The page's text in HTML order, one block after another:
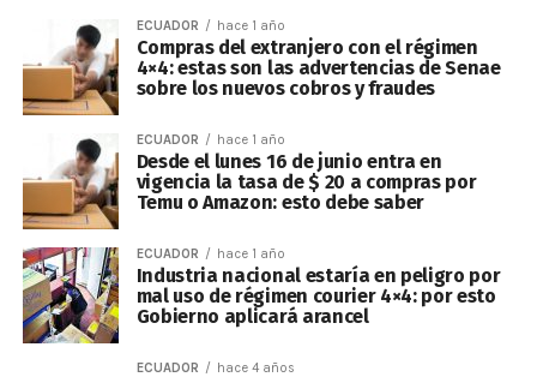
ECUADOR hace 1 año
Compras del extranjero con el régimen
4×4: estas son las advertencias de Senae
sobre los nuevos cobros y fraudes
ECUADOR hace 1 año
Desde el lunes 16 de junio entra en
vigencia la tasa de $ 20 a compras por
Temu o Amazon: esto debe saber
ECUADOR hace 1 año
Industria nacional estaría en peligro por
mal uso de régimen courier 4×4: por esto
Gobierno aplicará arancel
ECUADOR hace 4 años